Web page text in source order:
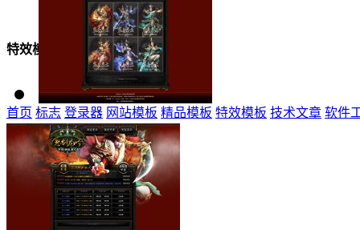
特效模板
首页 标志 登录器 网站模板 精品模板 特效模板 技术文章 软件